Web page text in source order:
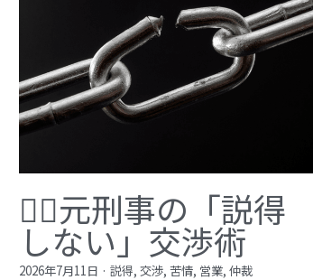
🙅‍♂️元刑事の「説得
しない」交渉術
2026年7月11日 · 説得, 交渉, 苦情, 営業, 仲裁